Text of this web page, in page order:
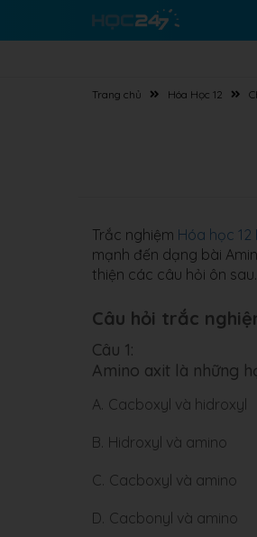
Trang chủ Hóa Học 12
Trắc nghiệm Hóa học 12
mạnh đến dạng bài
thiện các câu hỏi ôn sau.
Câu hỏi trắc
Câu 1:
Amino axit là những
A. Cacboxyl và hidroxyl
B. Hidroxyl và amino
C. Cacboxyl và amino
D. Cacbonyl và amino